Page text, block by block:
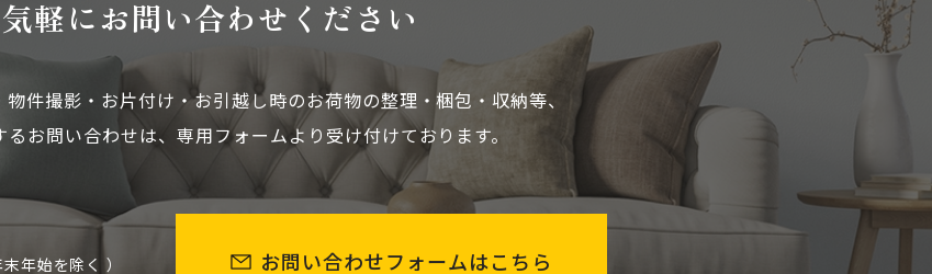
軽にお問い合わせください
件撮影・お片付け・お引越し時のお荷物の整理・梱包・収納等、
お問い合わせは、専用フォームより受け付けております。
年始を除く ） お問い合わせフォームはこちら